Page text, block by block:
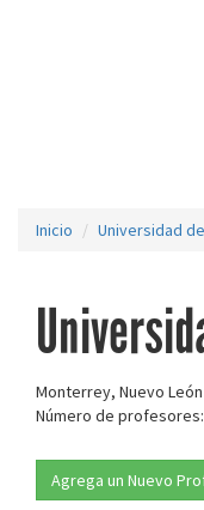
Inicio Universidad
Monterrey, Nuevo León
Número de
Agrega un Nuevo